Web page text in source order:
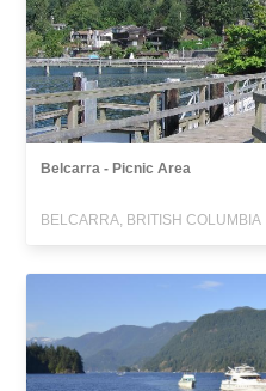
Belcarra - Picnic Area
BELCARRA, BRITISH COLUMBIA